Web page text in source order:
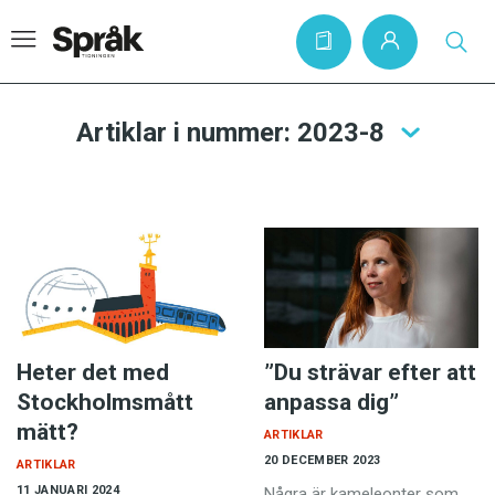
Språkfrågor
Skrivtips
Bokrecensioner
Kviss
Podden
Artiklar i nummer: 2023-8
Heter det med
Stockholmsmått
mätt?
11 JANUARI 2024
ARTIKLAR
”Du strävar efter att
anpassa dig”
20 DECEMBER 2023
ARTIKLAR